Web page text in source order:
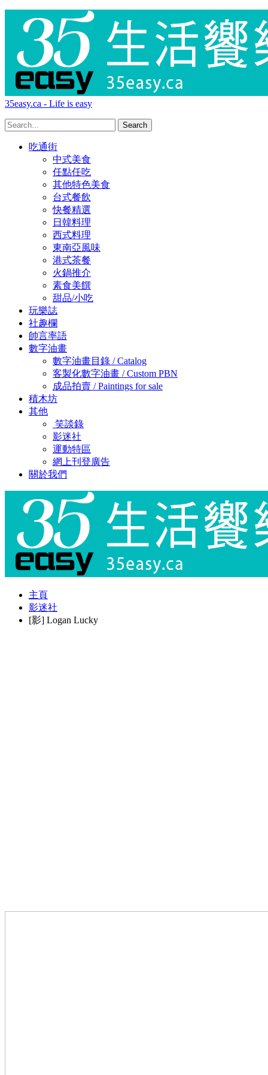
35easy.ca - Life is easy
吃通街
中式美食
任點任吃
其他特色美食
台式餐飲
快餐精選
日韓料理
西式料理
東南亞風味
港式茶餐
火鍋推介
素食美饌
甜品/小吃
玩樂誌
社趣欄
帥言率語
數字油畫
數字油畫目錄 / Catalog
客製化數字油畫 / Custom PBN
成品拍賣 / Paintings for sale
積木坊
其他
笑談錄
影迷社
運動特區
網上刊登廣告
關於我們
主頁
影迷社
[影] Logan Lucky